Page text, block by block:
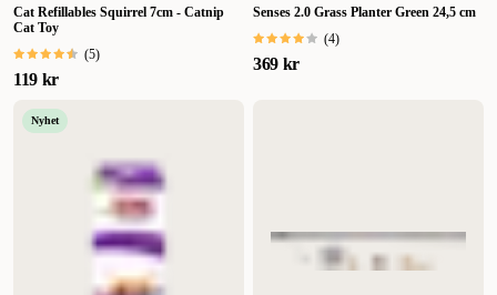
Cat Refillables Squirrel 7cm - Catnip
Cat Toy
(5)
119 kr
Senses 2.0 Grass Planter Green 24,5 cm
(4)
369 kr
Nyhet